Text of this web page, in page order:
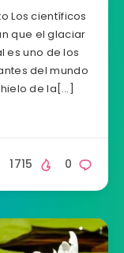
Los científicos
que el glaciar
es uno de los
del mundo
de la[…]
0
1715